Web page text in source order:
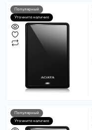
Популярный
Уточните наличие
Популярный
Уточните наличие